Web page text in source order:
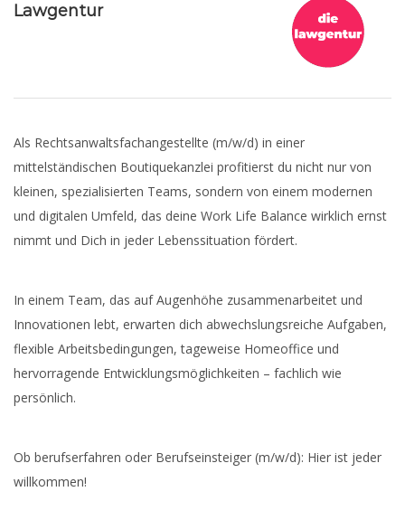
Lawgentur
Als Rechtsanwaltsfachangestellte (m/w/d) in einer
mittelständischen Boutiquekanzlei profitierst du nicht nur von
kleinen, spezialisierten Teams, sondern von einem modernen
und digitalen Umfeld, das deine Work Life Balance wirklich ernst
nimmt und Dich in jeder Lebenssituation fördert.
In einem Team, das auf Augenhöhe zusammenarbeitet und
Innovationen lebt, erwarten dich abwechslungsreiche Aufgaben,
flexible Arbeitsbedingungen, tageweise Homeoffice und
hervorragende Entwicklungsmöglichkeiten – fachlich wie
persönlich.
Ob berufserfahren oder Berufseinsteiger (m/w/d): Hier ist jeder
willkommen!